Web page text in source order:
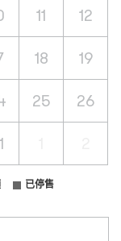
11 12
18 19
25 26
已停售